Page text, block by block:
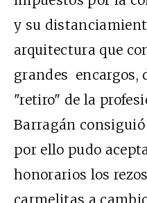
y su
arquitectura que
grandes encargos,
"retiro" de la
Barragán
por ello pudo
honorarios los
carmelitas a